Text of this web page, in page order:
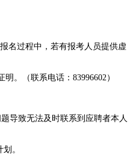
名过程中，若有报考人员提供虚
。（联系电话：83996602）
导致无法及时联系到应聘者本人
。